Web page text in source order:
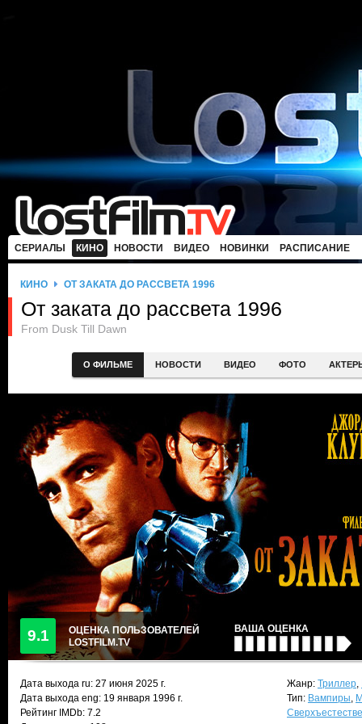
СЕРИАЛЫ КИНО НОВОСТИ ВИДЕО НОВИНКИ РАСПИСАНИЕ
КИНО ОТ ЗАКАТА ДО РАССВЕТА 1996
От заката до рассвета 1996
From Dusk Till Dawn
О ФИЛЬМЕ НОВОСТИ ВИДЕО ФОТО
9.1
ОЦЕНКА ПОЛЬЗОВАТЕЛЕЙ
LOSTFILM.TV
ВАША ОЦЕНКА
Дата выхода ru: 27 июня 2025 г.
Дата выхода eng: 19 января 1996 г.
Рейтинг IMDb: 7.2
Жанр: Триллер,
Тип: Вампиры,